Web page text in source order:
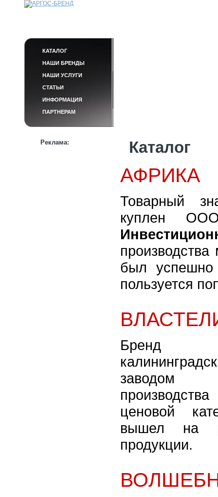
КАТАЛОГ
НАШИ БРЕНДЫ
НАШИ УСЛУГИ
СТАТЬИ
ИНФОРМАЦИЯ
ПАРТНЕРАМ
Реклама: Каталог
АФРИКА
Товарный
куплен
был
пользуется
Бренд
заводом
ценовой
вышел на
продукции.